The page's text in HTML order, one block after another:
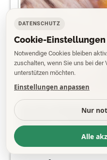
EPAPER
DATENSCHUTZ
Cookie-Einstellungen
Notwendige Cookies bleiben
zuschalten, wenn Sie uns bei der
unterstützen möchten.
Einstellungen anpassen
Nur
Alle